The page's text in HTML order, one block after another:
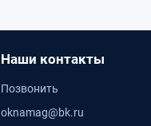
Наши контакты
Позвонить
oknamag@bk.ru